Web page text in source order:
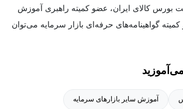
کالایی (فیزیکی)
و کارشناسان نهادهای مالی و سرمایه‌گذاری
مالی، حسابداری و…
در این دوره مدنظر قرار داشته است:
كالای ايران، عضو كميته راهبری آموزش
گواهینامه‌های حرفه‌ای بازار سرمايه می‌توان
تدریس دوره آموزشی معامله‌گری بورس کالا و
اقتصاد توسعه، اقتصاد صنعتی، اقتصاد کار در
آموزش سایر بازارهای سرمایه